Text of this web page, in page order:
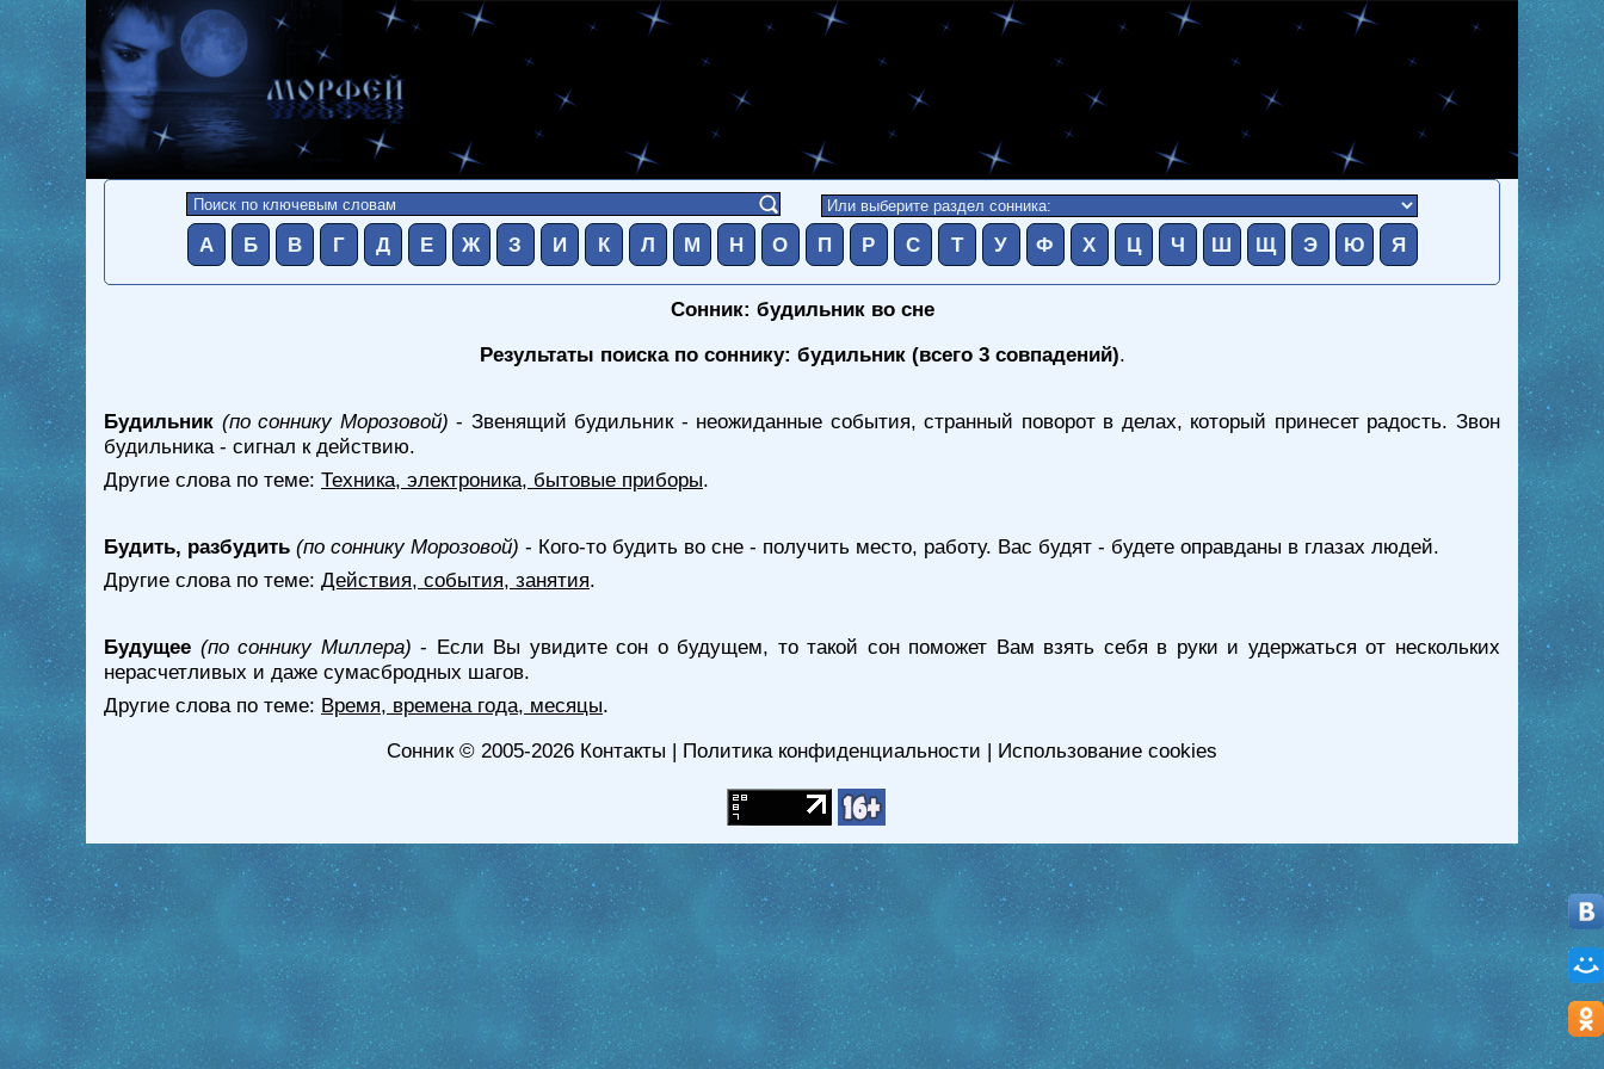
А Б В Г Д Е Ж З И К Л М Н О П Р С Т У Ф Х Ц Ч Ш Щ Э Ю Я
Сонник: будильник во сне
Результаты поиска по соннику: будильник (всего 3 совпадений).
Будильник (по соннику Морозовой) - Звенящий будильник - неожиданные события, странный поворот в делах, который принесет радость. Звон
будильника - сигнал к действию.
Другие слова по теме: Техника, электроника, бытовые приборы.
Будить, разбудить (по соннику Морозовой) - Кого-то будить во сне - получить место, работу. Вас будят - будете оправданы в глазах людей.
Другие слова по теме: Действия, события, занятия.
Будущее (по соннику Миллера) - Если Вы увидите сон о будущем, то такой сон поможет Вам взять себя в руки и удержаться от нескольких
нерасчетливых и даже сумасбродных шагов.
Другие слова по теме: Время, времена года, месяцы.
Сонник© 2005-2026 Контакты | Политика конфиденциальности | Использование cookies